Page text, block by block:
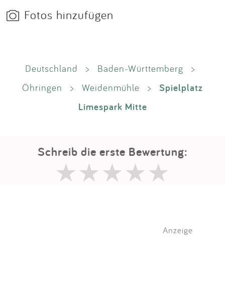
Fotos hinzufügen
Deutschland > Baden-Württemberg
>
Öhringen
> Weidenmühle >
Spielplatz
Limespark Mitte
Schreib die erste Bewertung:
Anzeige